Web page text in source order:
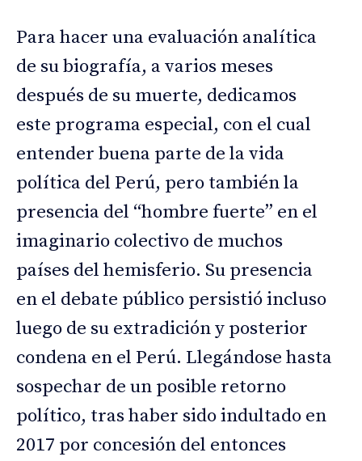
Para hacer una evaluación analítica
de su biografía, a varios meses
después de su muerte, dedicamos
este programa especial, con el cual
entender buena parte de la vida
política del Perú, pero también la
presencia del “hombre fuerte” en el
imaginario colectivo de muchos
países del hemisferio. Su presencia
en el debate público persistió incluso
luego de su extradición y posterior
condena en el Perú. Llegándose hasta
sospechar de un posible retorno
político, tras haber sido indultado en
2017 por concesión del entonces